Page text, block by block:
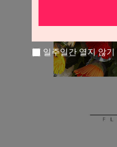
일주일간 열지 않기